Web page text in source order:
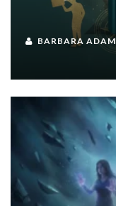
BARBARA